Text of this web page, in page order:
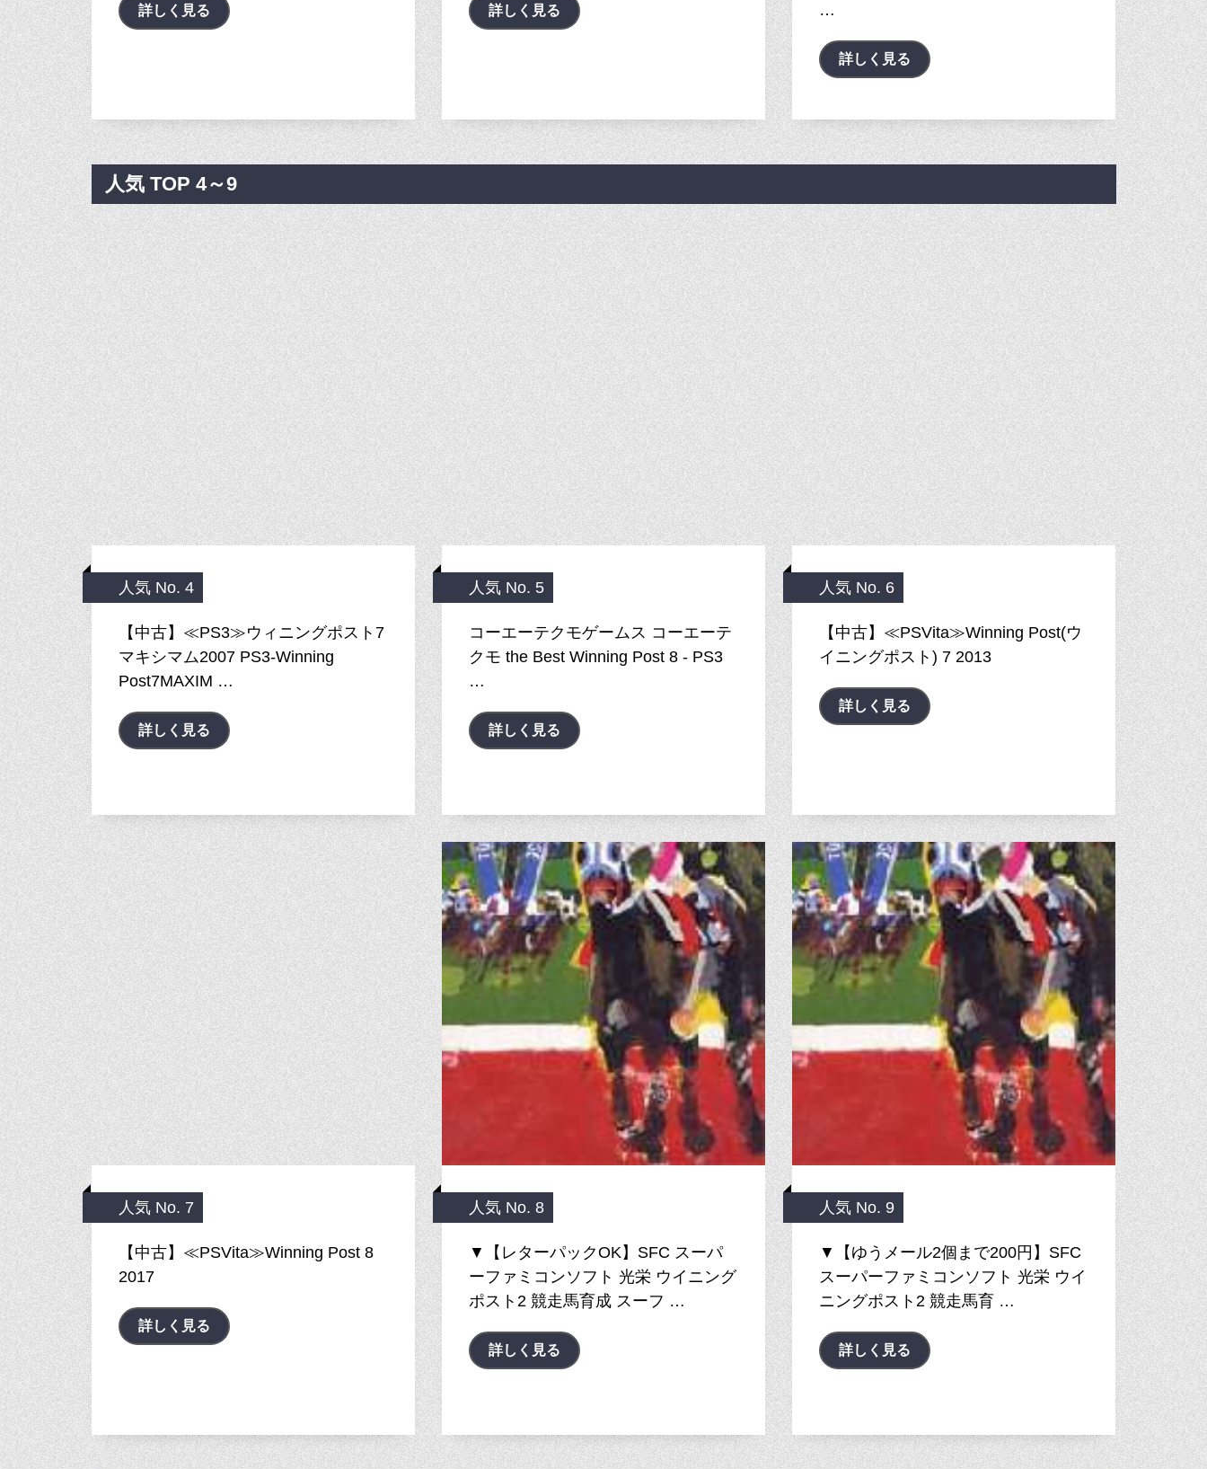
詳しく見る 詳しく見る
…
詳しく見る
人気 TOP 4～9
人気 No. 4
【中古】≪PS3≫ウィニングポスト7
マキシマム2007 PS3-Winning
Post7MAXIM …
詳しく見る
人気 No. 5
コーエーテクモゲームス コーエーテ
クモ the Best Winning Post 8 - PS3
…
詳しく見る
人気 No. 6
【中古】≪PSVita≫Winning Post(ウ
イニングポスト) 7 2013
詳しく見る
人気 No. 7
【中古】≪PSVita≫Winning Post 8
2017
詳しく見る
人気 No. 8
▼【レターパックOK】SFC スーパ
ーファミコンソフト 光栄 ウイニング
ポスト2 競走馬育成 スーフ …
詳しく見る
人気 No. 9
▼【ゆうメール2個まで200円】SFC
スーパーファミコンソフト 光栄 ウイ
ニングポスト2 競走馬育 …
詳しく見る